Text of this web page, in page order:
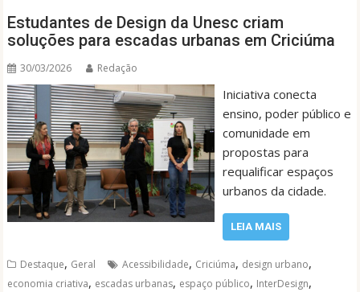
Estudantes de Design da Unesc criam
soluções para escadas urbanas em Criciúma
30/03/2026 Redação
Iniciativa conecta
ensino, poder público e
comunidade em
propostas para
requalificar espaços
urbanos da cidade.
LEIA MAIS
Destaque, Geral Acessibilidade, Criciúma, design urbano,
economia criativa, escadas urbanas, espaço público, InterDesign,